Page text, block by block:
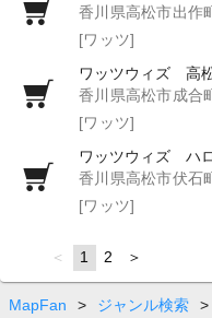
香川県高松市出作
[ワッツ]
ワッツウィズ 高
香川県高松市成合
[ワッツ]
ワッツウィズ ハ
香川県高松市伏石
[ワッツ]
page
You're
on
page
1 page
2 page
MapFan > ジャンル検索 >